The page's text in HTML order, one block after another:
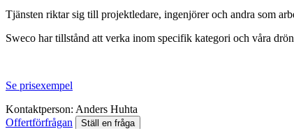
Tjänsten riktar sig till projektledare, ingenjörer och andra som
Sweco har tillstånd att verka inom specifik kategori och våra
Se prisexempel
Kontaktperson: Anders Huhta
Offertförfrågan
Ställ en fråga